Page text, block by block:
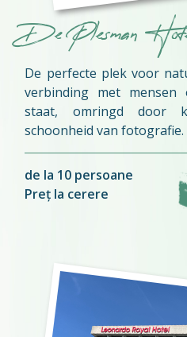
De Plesman
De perfecte plek voor
verbinding met
staat, omringd door
schoonheid van fotografie.
de la 10 persoane
Preț la cerere